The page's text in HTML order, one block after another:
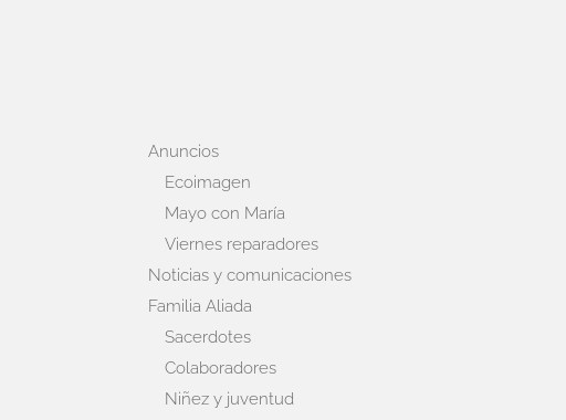
Anuncios
Ecoimagen
Mayo con María
Viernes reparadores
Noticias y comunicaciones
Familia Aliada
Sacerdotes
Colaboradores
Niñez y juventud